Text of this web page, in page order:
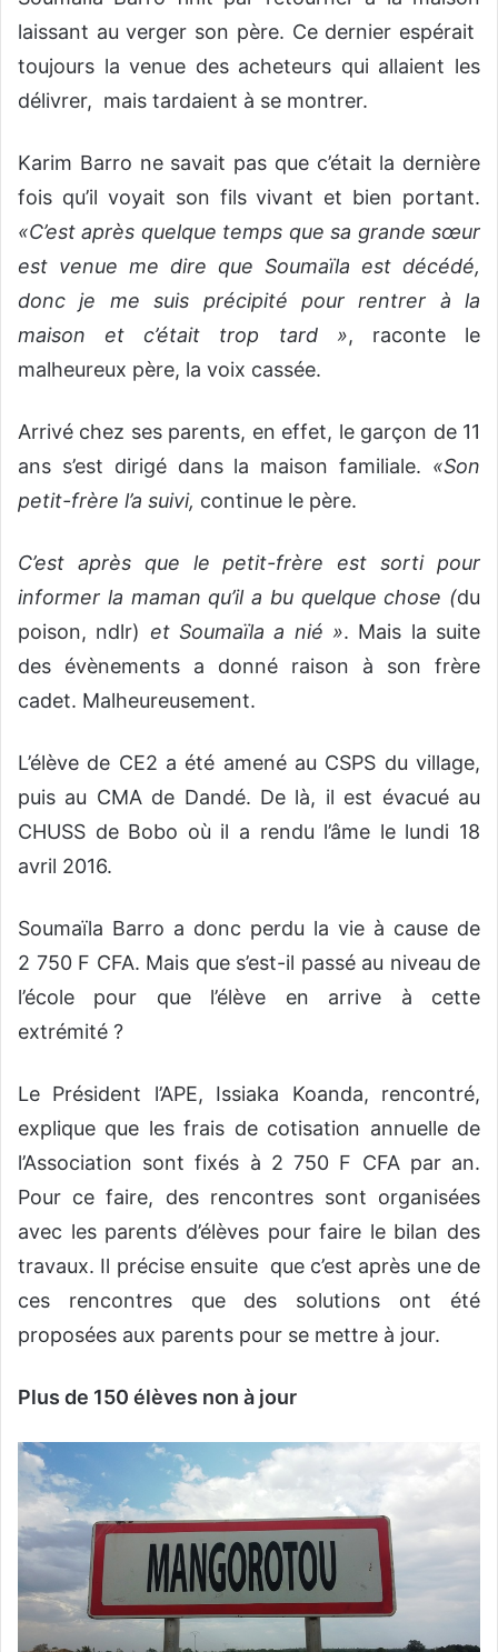
laissant au verger son père. Ce dernier espérait
toujours la venue des acheteurs qui allaient les
délivrer, mais tardaient à se montrer.
Karim Barro ne savait pas que c’était la dernière
fois qu’il voyait son fils vivant et bien portant.
«C’est après quelque temps que sa grande sœur
est venue me dire que Soumaïla est décédé,
donc je me suis précipité pour rentrer à la
maison et c’était trop tard », raconte le
malheureux père, la voix cassée.
Arrivé chez ses parents, en effet, le garçon de 11
ans s’est dirigé dans la maison familiale. «Son
petit-frère l’a suivi, continue le père.
C’est après que le petit-frère est sorti pour
informer la maman qu’il a bu quelque chose (du
poison, ndlr) et Soumaïla a nié ». Mais la suite
des évènements a donné raison à son frère
cadet. Malheureusement.
L’élève de CE2 a été amené au CSPS du village,
puis au CMA de Dandé. De là, il est évacué au
CHUSS de Bobo où il a rendu l’âme le lundi 18
avril 2016.
Soumaïla Barro a donc perdu la vie à cause de
2 750 F CFA. Mais que s’est-il passé au niveau de
l’école pour que l’élève en arrive à cette
extrémité ?
Le Président l’APE, Issiaka Koanda, rencontré,
explique que les frais de cotisation annuelle de
l’Association sont fixés à 2 750 F CFA par an.
Pour ce faire, des rencontres sont organisées
avec les parents d’élèves pour faire le bilan des
travaux. Il précise ensuite que c’est après une de
ces rencontres que des solutions ont été
proposées aux parents pour se mettre à jour.
Plus de 150 élèves non à jour